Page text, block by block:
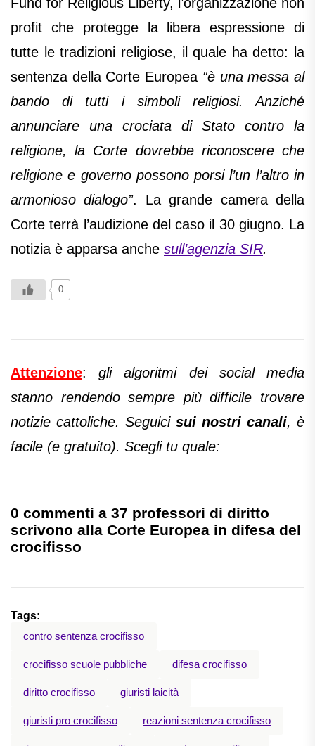
profit che protegge la libera espressione di
tutte le tradizioni religiose, il quale ha detto: la
sentenza della Corte Europea “è una messa al
bando di tutti i simboli religiosi. Anziché
annunciare una crociata di Stato contro la
religione, la Corte dovrebbe riconoscere che
religione e governo possono porsi l’un l’altro in
armonioso dialogo”. La grande camera della
Corte terrà l’audizione del caso il 30 giugno. La
notizia è apparsa anche sull’agenzia SIR.
0
Attenzione:gli algoritmi dei social media
stanno rendendo sempre più difficile trovare
notizie cattoliche. Seguici sui nostri canali, è
facile (e gratuito). Scegli tu quale:
0 commenti a 37 professori di diritto
scrivono alla Corte Europea in difesa del
crocifisso
Tags:
contro sentenza crocifisso
crocifisso scuole pubbliche difesa crocifisso
diritto crocifisso giuristi laicità
giuristi pro crocifisso reazioni sentenza crocifisso